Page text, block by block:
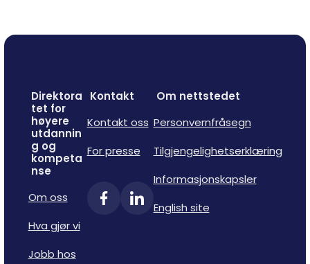
Direktora
tet for
høyere
utdannin
g og
kompeta
nse
Om oss
Hva gjør vi
Jobb hos
Kontakt
Kontakt oss
For presse
Om nettstedet
Personvernfråsegn
Tilgjengelighetserklæring
Informasjonskapsler
English site